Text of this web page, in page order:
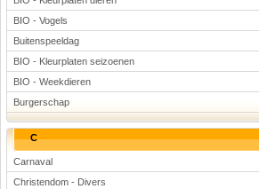
BIO - Vogels
Buitenspeeldag
BIO - Kleurplaten seizoenen
BIO - Weekdieren
Burgerschap
C
Carnaval
Christendom - Divers